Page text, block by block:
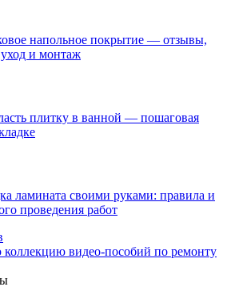
напольное покрытие — отзывы,
и монтаж
плитку в ванной — пошаговая
ламината своими руками: правила и
проведения работ
видео-пособий по ремонту